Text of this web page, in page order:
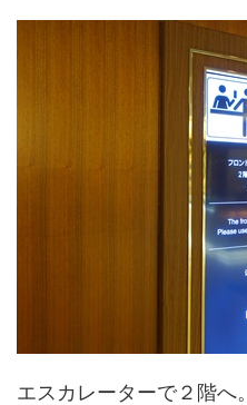
エスカレーターで２階へ。